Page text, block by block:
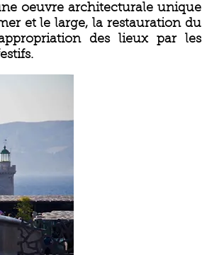
oeuvre architecturale unique
et le large, la restauration du
des lieux par les